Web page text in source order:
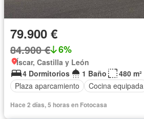
79.900 €
84.900 € 6%
Íscar, Castilla y León
4 Dormitorios
1 Baño
480 m²
Plaza aparcamiento
Cocina equipada
Hace 2 días, 5 horas en Fotocasa